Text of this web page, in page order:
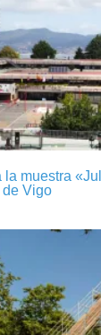
muestra
de Vigo